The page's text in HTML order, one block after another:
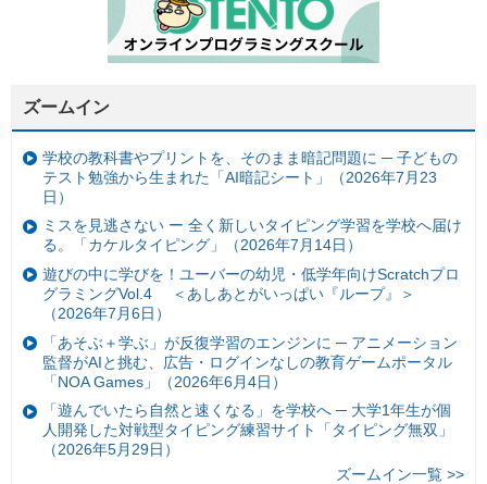
ズームイン
学校の教科書やプリントを、そのまま暗記問題に ─ 子どもの
テスト勉強から生まれた「AI暗記シート」（2026年7月23
日）
ミスを見逃さない ー 全く新しいタイピング学習を学校へ届け
る。「カケルタイピング」（2026年7月14日）
遊びの中に学びを！ユーバーの幼児・低学年向けScratchプロ
グラミングVol.4 ＜あしあとがいっぱい『ループ』＞
（2026年7月6日）
「あそぶ＋学ぶ」が反復学習のエンジンに ─ アニメーション
監督がAIと挑む、広告・ログインなしの教育ゲームポータル
「NOA Games」（2026年6月4日）
「遊んでいたら自然と速くなる」を学校へ ─ 大学1年生が個
人開発した対戦型タイピング練習サイト「タイピング無双」
（2026年5月29日）
ズームイン一覧 >>